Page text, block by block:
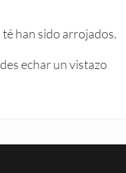
han sido arrojados.
echar un vistazo